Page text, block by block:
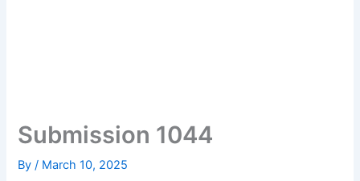
Submission 1044
By/ March 10, 2025